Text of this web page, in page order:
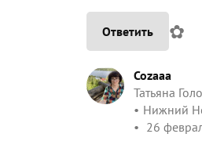
Ответить ✿
Cozaaa
Татьяна
Нижний
26